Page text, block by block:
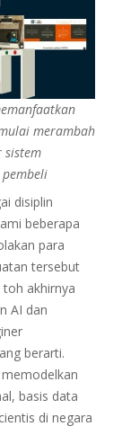
merambah
sistem
disiplin
beberapa
para
tersebut
akhirnya
AI dan
berarti.
basis data
di negara